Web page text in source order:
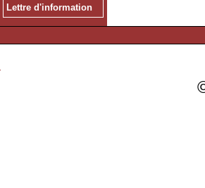
Lettre d'information